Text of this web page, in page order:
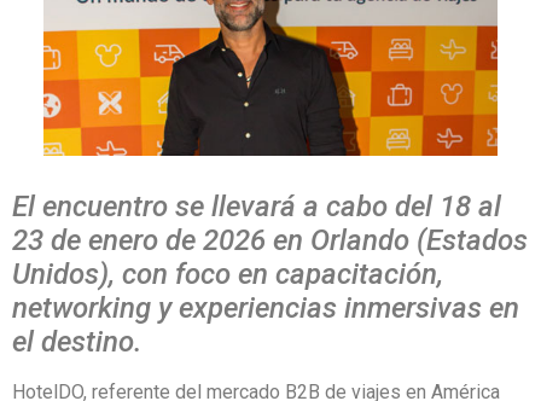
El encuentro se llevará a cabo del 18 al
23 de enero de 2026 en Orlando (Estados
Unidos), con foco en capacitación,
networking y experiencias inmersivas en
el destino.
HotelDO, referente del mercado B2B de viajes en América